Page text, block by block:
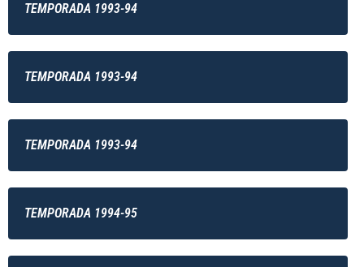
TEMPORADA 1993-94
TEMPORADA 1993-94
TEMPORADA 1993-94
TEMPORADA 1994-95